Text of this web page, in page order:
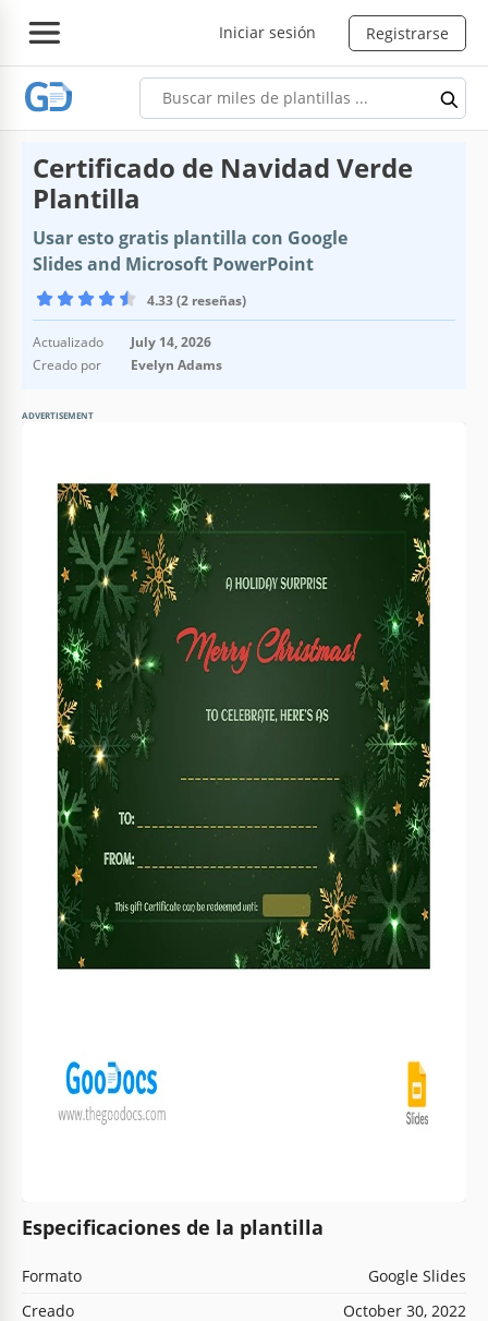
Iniciar sesión Registrarse
Certificado de Navidad Verde
Plantilla
Usar esto gratis plantilla con Google
Slides and Microsoft PowerPoint
4.33 (2 reseñas)
Actualizado
July 14, 2026
Creado por
Evelyn Adams
ADVERTISEMENT
Especificaciones de la plantilla
Formato
Google Slides
Creado
October 30, 2022